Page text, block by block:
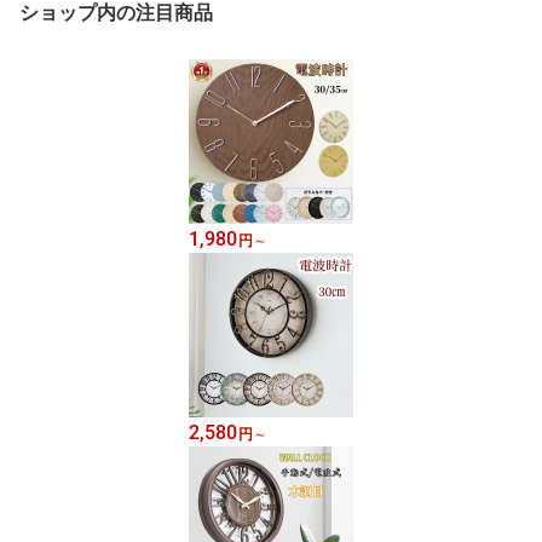
ショップ内の注目商品
1,980円 ～
2,580円 ～